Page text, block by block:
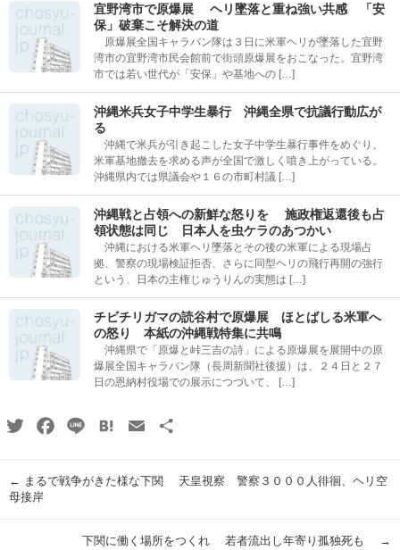
宜野湾市で原爆展 ヘリ墜落と重ね強い共感 「安
保」破棄こそ解決の道
原爆展全国キャラバン隊は３日に米軍ヘリが墜落した宜野
湾市の宜野湾市民会館前で街頭原爆展をおこなった。宜野湾
市では若い世代が「安保」や基地への […]
沖縄米兵女子中学生暴行 沖縄全県で抗議行動広が
る
沖縄で米兵が引き起こした女子中学生暴行事件をめぐり、
米軍基地撤去を求める声が全国で激しく噴き上がっている。
沖縄県内では県議会や１６の市町村議 […]
沖縄戦と占領への新鮮な怒りを 施政権返還後も占
領状態は同じ 日本人を虫ケラのあつかい
沖縄における米軍ヘリ墜落とその後の米軍による現場占
拠、警察の現場検証拒否、さらに同型ヘリの飛行再開の強行
という、日本の主権じゅうりんの実態は […]
チビチリガマの読谷村で原爆展 ほとばしる米軍へ
の怒り 本紙の沖縄戦特集に共鳴
沖縄県で「原爆と峠三吉の詩」による原爆展を展開中の原
爆展全国キャラバン隊（長周新聞社後援）は、２４日と２７
日の恩納村役場での展示につづいて、 […]
TwitterFacebook
Line HatenaEmail
←
まるで戦争がきた様な下関 天皇視察 警察３０００人徘徊、ヘリ空
母接岸
下関に働く場所をつくれ 若者流出し年寄り孤独死も →